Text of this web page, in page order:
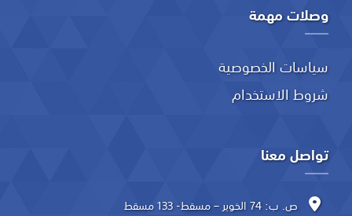
وصلات مهمة
سياسات الخصوصية
شروط الاستخدام
تواصل معنا
ص. ب: 74 الخوير – مسقط- 133 مسقط